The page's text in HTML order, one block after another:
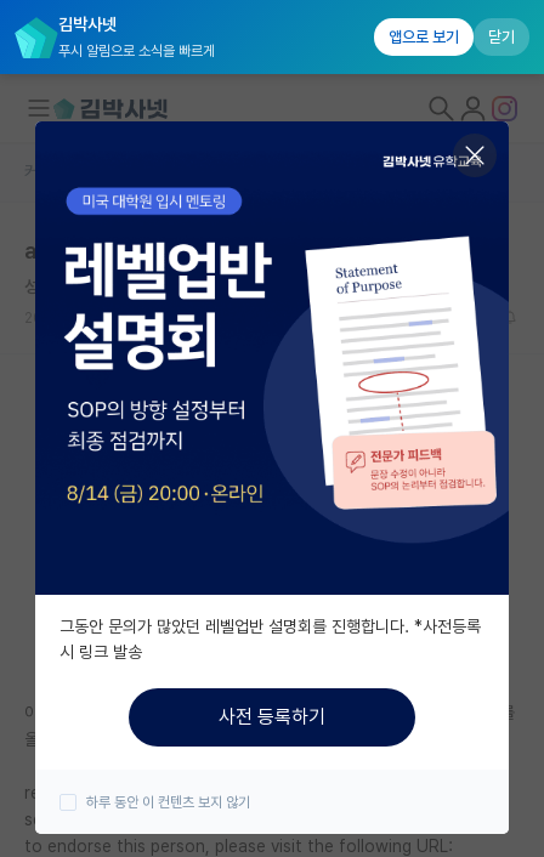
김박사넷
푸시 알림으로 소식을 빠르게
앱으로 보기 닫기
대학원생 모집
국내대학원 정보
연구실&오픈랩
커뮤니티
커뮤니티 홈
전체글보기
베스트 게시판
자유 게시판(아무개랩)
미국 유학 게시판
미국 대학원 합격 후기 게시판
대학원생 모집 게시판
연구실(PI) 홍보 게시판
커뮤니티 홈
arXiv endorsement request 어떻게 하나요..
성실한 알베르 카뮈
2024.01.15 15 4707
아카이브에 유명저널에 투고된 영문 논문을 국문으로 번역한 논문을 몇개를
올렸더니
requests your endorsement to submit an article to the
section of arXiv. To tell us that you would (or would not) like
to endorse this person, please visit the following URL:
그동안 문의가 많았던 레벨업반 설명회를 진행합니다. *사전등록
시 링크 발송
사전 등록하기
하루 동안 이 컨텐츠 보지 않기